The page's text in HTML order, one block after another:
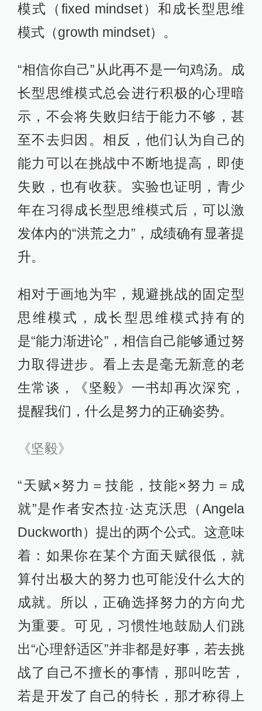
模式（fixed mindset）和成长型思维
模式（growth mindset）。
“相信你自己”从此再不是一句鸡汤。成
长型思维模式总会进行积极的心理暗
示，不会将失败归结于能力不够，甚
至不去归因。相反，他们认为自己的
能力可以在挑战中不断地提高，即使
失败，也有收获。实验也证明，青少
年在习得成长型思维模式后，可以激
发体内的“洪荒之力”，成绩确有显著提
升。
相对于画地为牢，规避挑战的固定型
思维模式，成长型思维模式持有的
是“能力渐进论”，相信自己能够通过努
力取得进步。看上去是毫无新意的老
生常谈，《坚毅》一书却再次深究，
提醒我们，什么是努力的正确姿势。
《坚毅》
“天赋×努力＝技能，技能×努力＝成
就”是作者安杰拉·达克沃思（Angela
Duckworth）提出的两个公式。这意味
着：如果你在某个方面天赋很低，就
算付出极大的努力也可能没什么大的
成就。所以，正确选择努力的方向尤
为重要。可见，习惯性地鼓励人们跳
出“心理舒适区”并非都是好事，若去挑
战了自己不擅长的事情，那叫吃苦，
若是开发了自己的特长，那才称得上